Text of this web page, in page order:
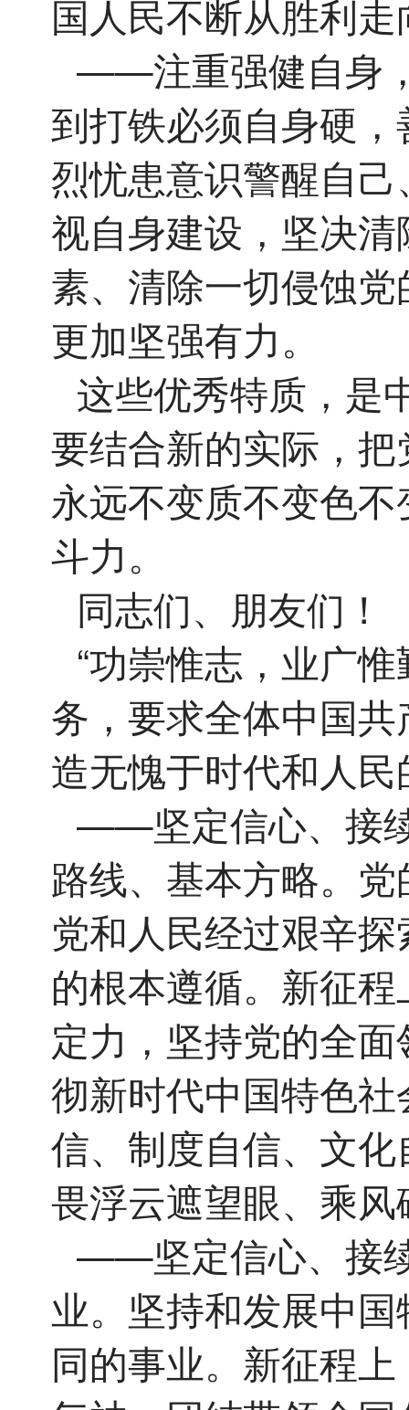
国人民不断从胜利
——注重强健自身
到打铁必须自身硬
烈忧患意识警醒自
视自身建设，坚决
素、清除一切侵蚀
更加坚强有力。
这些优秀特质，是
要结合新的实际，
永远不变质不变色
斗力。
同志们、朋友们！
“功崇惟志，业广
务，要求全体中国
造无愧于时代和人
——坚定信心、接
路线、基本方略。
党和人民经过艰辛
的根本遵循。新征
定力，坚持党的全
彻新时代中国特色
信、制度自信、文
畏浮云遮望眼、乘
——坚定信心、接
业。坚持和发展中
同的事业。新征程